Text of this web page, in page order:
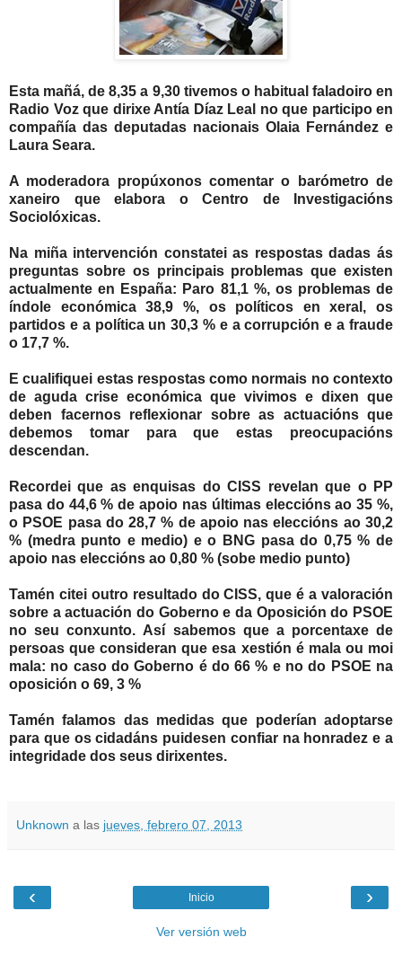
Esta mañá, de 8,35 a 9,30 tivemos o habitual faladoiro en
Radio Voz que dirixe Antía Díaz Leal no que participo en
compañía das deputadas nacionais Olaia Fernández e
Laura Seara.
A moderadora propúxonos comentar o barómetro de
xaneiro que elabora o Centro de Investigacións
Sociolóxicas.
Na miña intervención constatei as respostas dadas ás
preguntas sobre os principais problemas que existen
actualmente en España: Paro 81,1 %, os problemas de
índole económica 38,9 %, os políticos en xeral, os
partidos e a política un 30,3 % e a corrupción e a fraude
o 17,7 %.
E cualifiquei estas respostas como normais no contexto
de aguda crise económica que vivimos e dixen que
deben facernos reflexionar sobre as actuacións que
debemos tomar para que estas preocupacións
descendan.
Recordei que as enquisas do CISS revelan que o PP
pasa do 44,6 % de apoio nas últimas eleccións ao 35 %,
o PSOE pasa do 28,7 % de apoio nas eleccións ao 30,2
% (medra punto e medio) e o BNG pasa do 0,75 % de
apoio nas eleccións ao 0,80 % (sobe medio punto)
Tamén citei outro resultado do CISS, que é a valoración
sobre a actuación do Goberno e da Oposición do PSOE
no seu conxunto. Así sabemos que a porcentaxe de
persoas que consideran que esa xestión é mala ou moi
mala: no caso do Goberno é do 66 % e no do PSOE na
oposición o 69, 3 %
Tamén falamos das medidas que poderían adoptarse
para que os cidadáns puidesen confiar na honradez e a
integridade dos seus dirixentes.
Unknown a las jueves, febrero 07, 2013
‹ ›
Inicio
Ver versión web